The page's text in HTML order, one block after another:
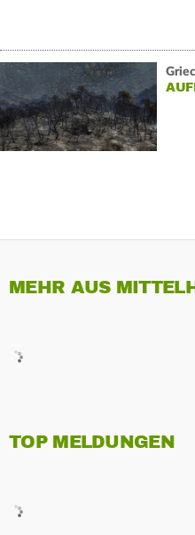
MEHR AUS
TOP MELDUNGEN